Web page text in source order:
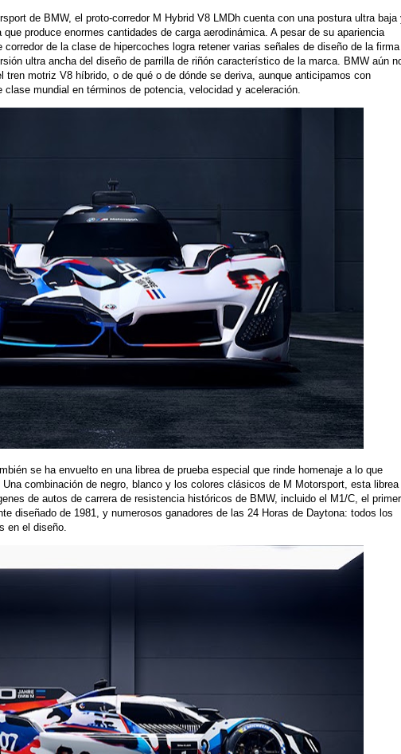
de BMW, el proto-corredor M Hybrid V8 LMDh cuenta con una postura ultra baja
produce enormes cantidades de carga aerodinámica. A pesar de su apariencia
corredor de la clase de hipercoches logra retener varias señales de diseño de la firma
ultra ancha del diseño de parrilla de riñón característico de la marca. BMW aún
tren motriz V8 híbrido, o de qué o de dónde se deriva, aunque anticipamos con
mundial en términos de potencia, velocidad y aceleración.
se ha envuelto en una librea de prueba especial que rinde homenaje a lo que
combinación de negro, blanco y los colores clásicos de M Motorsport, esta librea
de autos de carrera de resistencia históricos de BMW, incluido el M1/C, el primer
diseñado de 1981, y numerosos ganadores de las 24 Horas de Daytona: todos los
en el diseño.